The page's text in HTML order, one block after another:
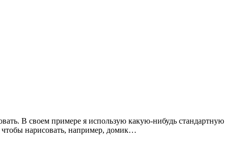
В своем примере я использую какую-нибудь стандартную
нарисовать, например, домик…